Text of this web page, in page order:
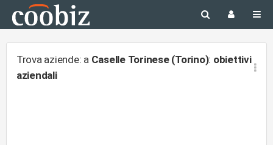
Trova aziende: a Caselle Torinese (Torino): obiettivi
aziendali